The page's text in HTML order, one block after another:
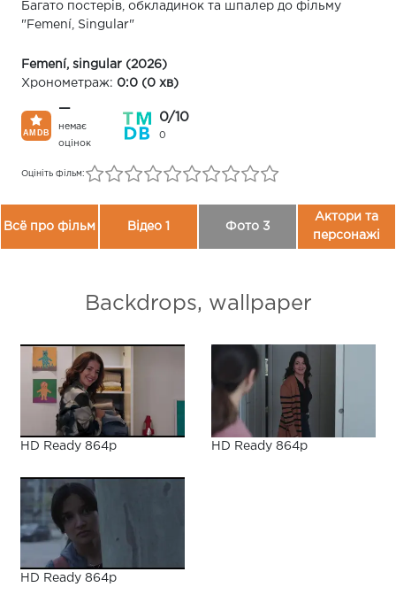
Багато постерів, обкладинок та шпалер до фільму
"Femení, Singular"
Femení, singular (2026)
Хронометраж: 0:0 (0 хв)
—
немає
оцінок
0/10
0
Оцініть фільм:
Всё про фільм Відео 1 Фото 3
Актори та
персонажі
Backdrops, wallpaper
HD Ready 864p HD Ready 864p
HD Ready 864p